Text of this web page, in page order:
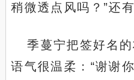
稍微透点风吗？”还
季蔓宁把签好名的
语气很温柔：“谢谢